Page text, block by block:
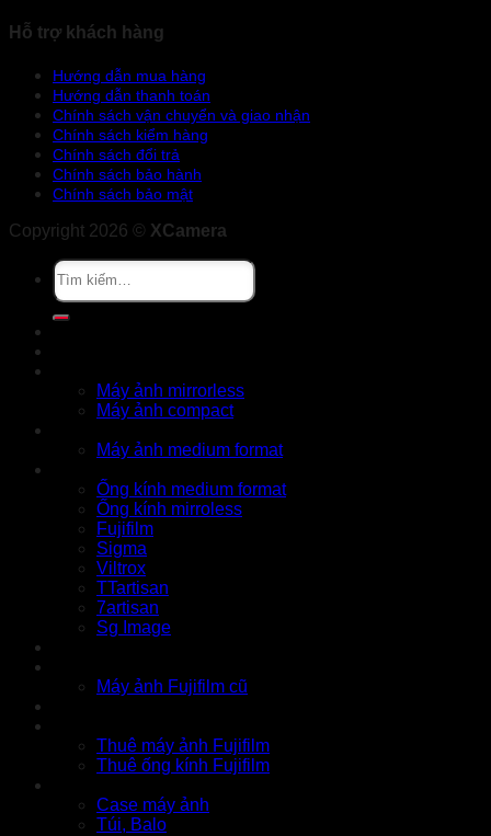
Hỗ trợ khách hàng
Hướng dẫn mua hàng
Hướng dẫn thanh toán
Chính sách vận chuyển và giao nhận
Chính sách kiểm hàng
Chính sách đổi trả
Chính sách bảo hành
Chính sách bảo mật
Copyright 2026 © XCamera
Tìm
kiếm:
Máy ảnh mirrorless
Máy ảnh compact
Máy ảnh medium format
Ống kính medium format
Ống kính mirroless
Fujifilm
Sigma
Viltrox
TTartisan
7artisan
Sg Image
Máy ảnh Fujifilm cũ
Thuê máy ảnh Fujifilm
Thuê ống kính Fujifilm
Case máy ảnh
Túi, Balo